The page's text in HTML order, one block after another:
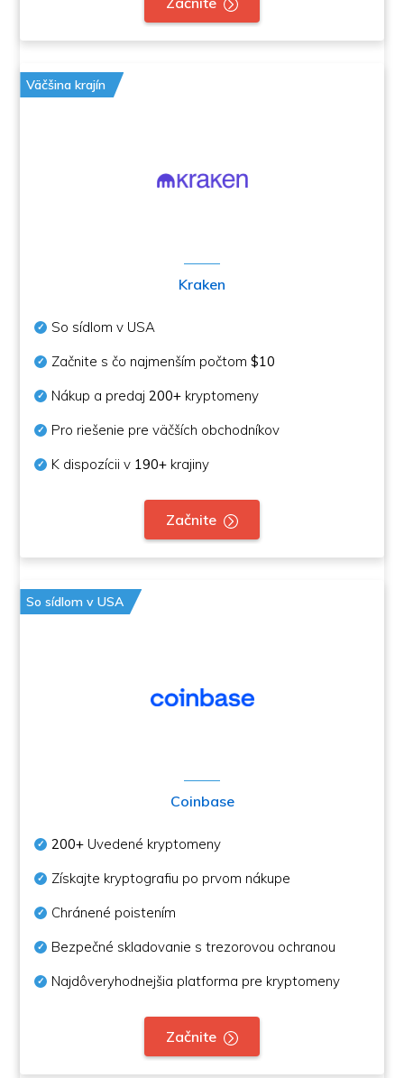
Väčšina krajín
Kraken
So sídlom v USA
Začnite s čo najmenším počtom$10
Nákup a predaj200+ kryptomeny
Pro riešenie pre väčších obchodníkov
K dispozícii v 190+ krajiny
Začnite
So sídlom v USA
Coinbase
200+ Uvedené kryptomeny
Získajte kryptografiu po prvom nákupe
Chránené poistením
Bezpečné skladovanie s trezorovou ochranou
Najdôveryhodnejšia platforma pre kryptomeny
Začnite